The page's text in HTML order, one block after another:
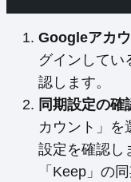
Googleアカ
グインしてい
認します。
同期設定の確
カウント」を
設定を確認し
「Keep」の